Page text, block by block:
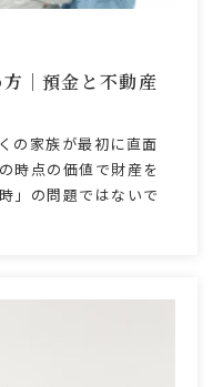
｜預金と不動産
の家族が最初に直面
時点の価値で財産を
」の問題ではないで